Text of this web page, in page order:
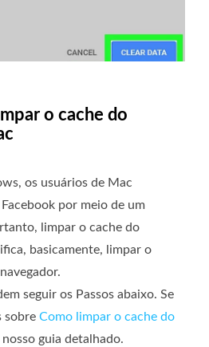
o cache do
os usuários de Mac
por meio de um
limpar o cache do
basicamente, limpar o
seguir os Passos abaixo. Se
sobre Como limpar o cache do
guia detalhado.